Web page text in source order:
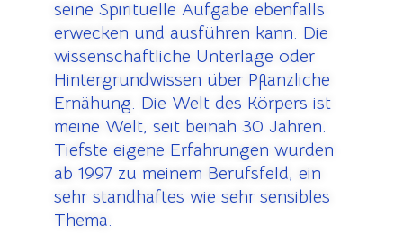
seine Spirituelle Aufgabe ebenfalls
erwecken und ausführen kann. Die
wissenschaftliche Unterlage oder
Hintergrundwissen über Pflanzliche
Ernähung. Die Welt des Körpers ist
meine Welt, seit beinah 30 Jahren.
Tiefste eigene Erfahrungen wurden
ab 1997 zu meinem Berufsfeld, ein
sehr standhaftes wie sehr sensibles
Thema.